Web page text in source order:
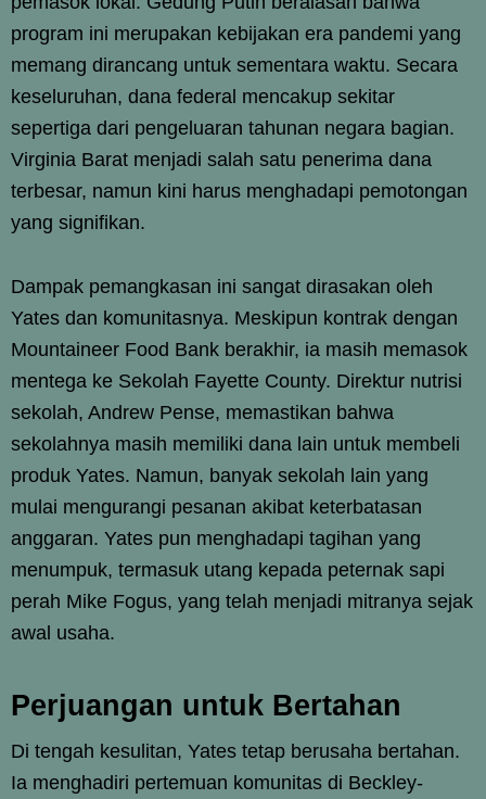
program ini merupakan kebijakan era pandemi yang
memang dirancang untuk sementara waktu. Secara
keseluruhan, dana federal mencakup sekitar
sepertiga dari pengeluaran tahunan negara bagian.
Virginia Barat menjadi salah satu penerima dana
terbesar, namun kini harus menghadapi pemotongan
yang signifikan.
Dampak pemangkasan ini sangat dirasakan oleh
Yates dan komunitasnya. Meskipun kontrak dengan
Mountaineer Food Bank berakhir, ia masih memasok
mentega ke Sekolah Fayette County. Direktur nutrisi
sekolah, Andrew Pense, memastikan bahwa
sekolahnya masih memiliki dana lain untuk membeli
produk Yates. Namun, banyak sekolah lain yang
mulai mengurangi pesanan akibat keterbatasan
anggaran. Yates pun menghadapi tagihan yang
menumpuk, termasuk utang kepada peternak sapi
perah Mike Fogus, yang telah menjadi mitranya sejak
awal usaha.
Perjuangan untuk Bertahan
Di tengah kesulitan, Yates tetap berusaha bertahan.
Ia menghadiri pertemuan komunitas di Beckley-